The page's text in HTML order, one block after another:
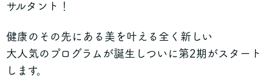
サルタント！
健康のその先にある美を叶える全く新しい
大人気のプログラムが誕生しついに第2期がスタート
します。